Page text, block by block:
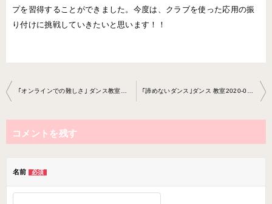
プを習得することができました。今度は、クラブを使った応用の振
り付けに挑戦していきたいと思います！！
投
稿
ナ
ビ
ョ
｢オンラインでの難しさ｣ ダンス教室2021-02-11-no0022-0066 ｢諦めないダンス｣ダンス 教室2020-02-21-no0022-0066
コメントを残す
名前 必須